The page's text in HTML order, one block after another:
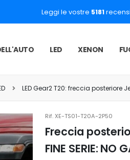
Leggi le vostre 5181
LED XENON
LED Gear2 T20: freccia posteriore
Rif.XE-TS01-T20A-2P50
Freccia
FINE SERIE: NO